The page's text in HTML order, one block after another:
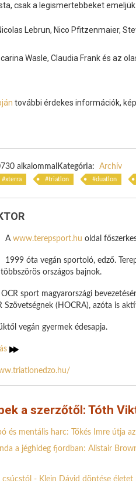
csak a legismertebbeket
Lebrun, Nico Pfitzenmaier,
Wasle, Claudia Frank és az
további érdekes információk,
alkalommal Kategória: Archív
xterra triatlon duatlon
A www.terepsport.hu oldal
1999 óta vegán sportoló, edző.
országos bajnok.
sport magyarországi
Szövetségnek (HOCRA), azóta is
vegán gyermek édesapja.
a szerzőtől: Tóth
és mentális harc: Tőkés Imre útja
a jéghideg fjordban: Alistair